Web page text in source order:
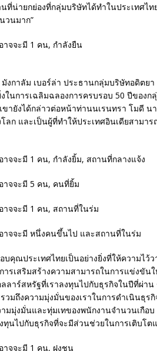
นที่น่ายกย่องที่กลุ่มบริษัทได้ทำในประเทศไ
วนมาก”
งกาลัม เบอร์ล่า ประธานกลุ่มบริษัทอดิตย
งในการเฉลิมฉลองการครบรอบ 50 ปีของ
ขายังได้กล่าวต่อหน้าท่านนเรนทรา โมดี น
ลก และเป็นผู้ที่ทำให้ประเทศอินเดียสามา
บคุณประเทศไทยเป็นอย่างยิ่งที่ให้ความไว้
รเสริมสร้างความสามารถในการแข่งขัน
ลาร์สหรัฐที่เราลงทุนไปกับธุรกิจในปีที่ผ่า
วมถึงความมุ่งมั่นของเราในการดำเนินธุร
ามมุ่งมั่นและทุ่มเทของพนักงานจำนวนเกือ
ทุนไปกับธุรกิจที่จะมีส่วนช่วยในการเติบโต